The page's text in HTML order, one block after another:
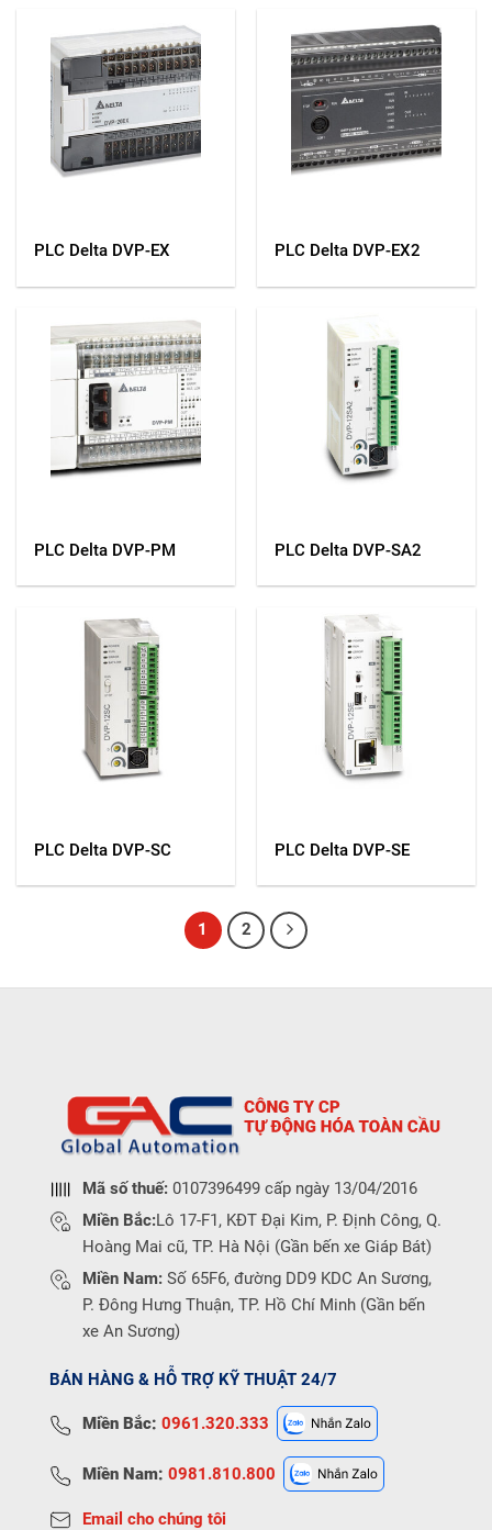
PLC Delta DVP-EX PLC Delta DVP-EX2
PLC Delta DVP-PM PLC Delta DVP-SA2
PLC Delta DVP-SC PLC Delta DVP-SE
1 2
Mã số thuế: 0107396499 cấp ngày 13/04/2016
Miền Bắc:Lô 17-F1, KĐT Đại Kim, P. Định Công, Q.
Hoàng Mai cũ, TP. Hà Nội (Gần bến xe Giáp Bát)
Miền Nam: Số 65F6, đường DD9 KDC An Sương,
P. Đông Hưng Thuận, TP. Hồ Chí Minh (Gần bến
xe An Sương)
BÁN HÀNG & HỖ TRỢ KỸ THUẬT 24/7
Miền Bắc: 0961.320.333
Miền Nam: 0981.810.800
Email cho chúng tôi